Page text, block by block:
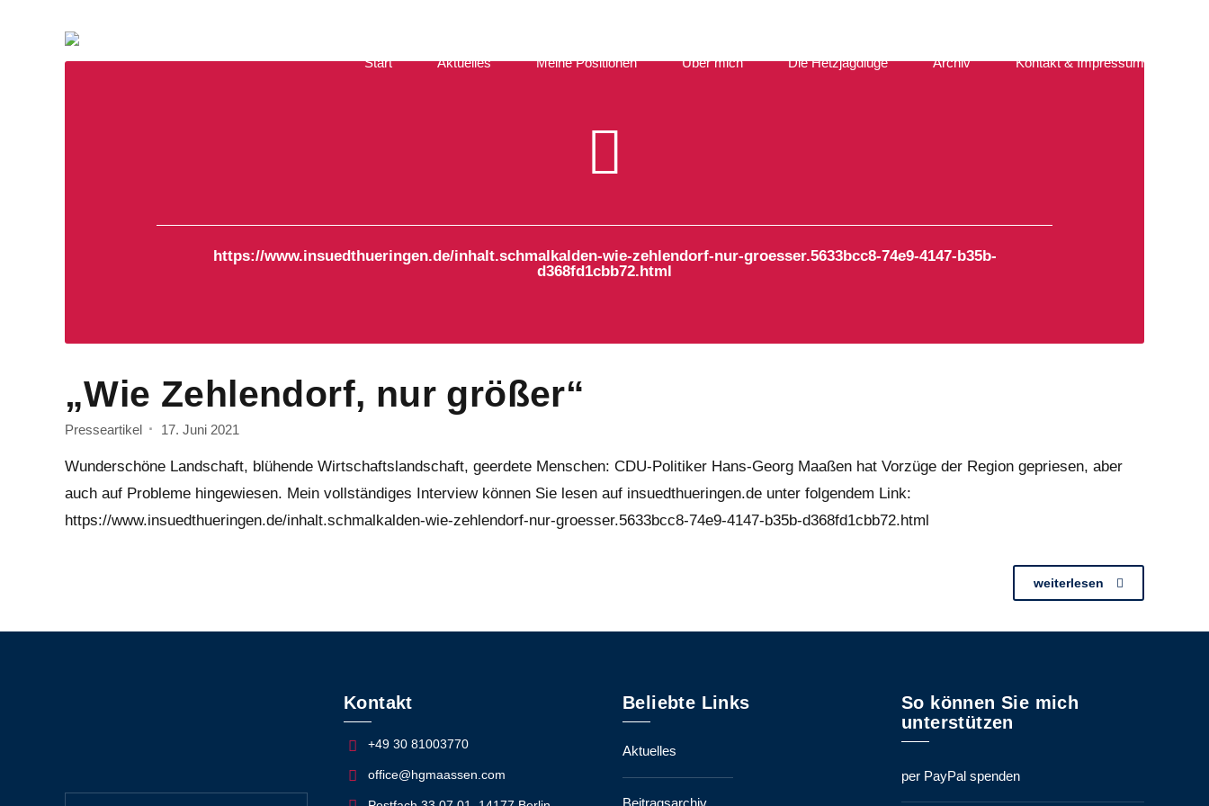
Start Aktuelles Meine Positionen Über mich Die Hetzjagdlüge Archiv Kontakt & Impressum
https://www.insuedthueringen.de/inhalt.schmalkalden-wie-zehlendorf-nur-groesser.5633bcc8-74e9-4147-b35b-
d368fd1cbb72.html
„Wie Zehlendorf, nur größer“
Presseartikel 17. Juni 2021
Wunderschöne Landschaft, blühende Wirtschaftslandschaft, geerdete Menschen: CDU-Politiker Hans-Georg Maaßen hat Vorzüge der Region gepriesen, aber
auch auf Probleme hingewiesen. Mein vollständiges Interview können Sie lesen auf insuedthueringen.de unter folgendem Link:
https://www.insuedthueringen.de/inhalt.schmalkalden-wie-zehlendorf-nur-groesser.5633bcc8-74e9-4147-b35b-d368fd1cbb72.html
weiterlesen
Kontakt
+49 30 81003770
office@hgmaassen.com
Beliebte Links
Aktuelles
So können Sie mich
unterstützen
per PayPal spenden